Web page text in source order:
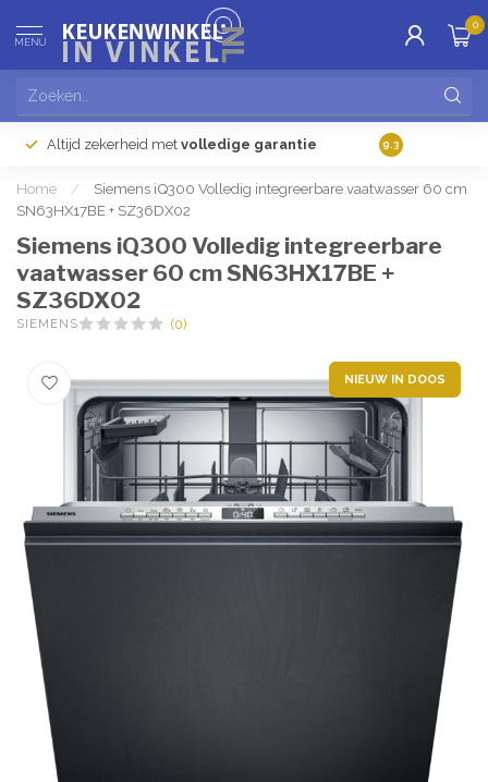
MENU
0
Altijd zekerheid met volledige garantie Gratis
9.3
Home /
Siemens iQ300 Volledig integreerbare vaatwasser 60 cm
SN63HX17BE + SZ36DX02
Siemens iQ300 Volledig integreerbare
vaatwasser 60 cm SN63HX17BE +
SZ36DX02
SIEMENS (0)
NIEUW IN DOOS